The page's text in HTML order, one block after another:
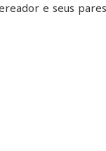
e seus